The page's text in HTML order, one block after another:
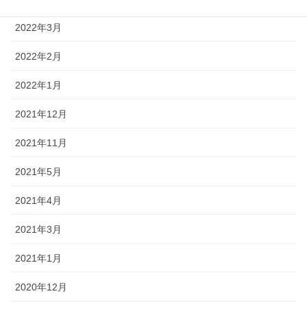
2022年3月
2022年2月
2022年1月
2021年12月
2021年11月
2021年5月
2021年4月
2021年3月
2021年1月
2020年12月